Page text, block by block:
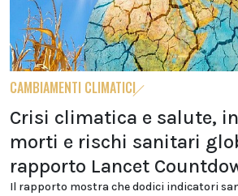
CAMBIAMENTI CLIMATICI
Crisi climatica e salute,
morti e rischi sanitari
rapporto Lancet
Il rapporto mostra che dodici indicatori